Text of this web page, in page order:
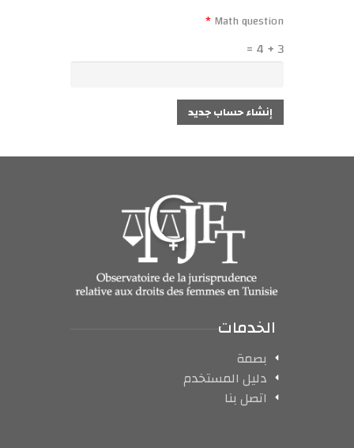
*
3 + 4 =
إنشاء حساب جديد
الخدمات
بصمة
دليل المستخدم
اتصل بنا